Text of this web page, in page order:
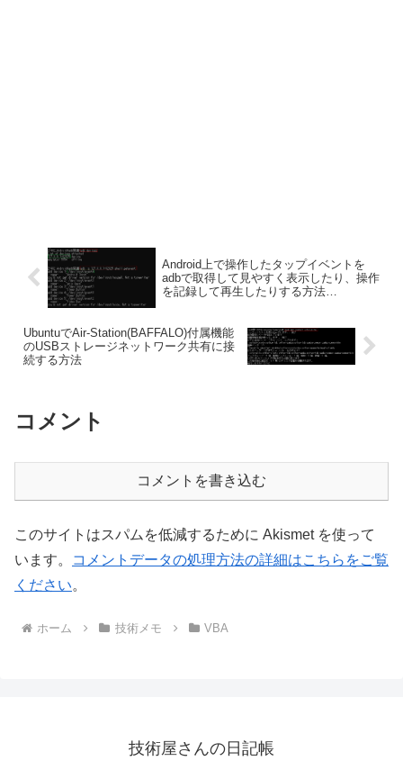
Android上で操作したタップイベントを
adbで取得して見やすく表示したり、操作
を記録して再生したりする方法
UbuntuでAir-Station(BAFFALO)付属機能
のUSBストレージネットワーク共有に接
続する方法
コメント
コメントを書き込む
このサイトはスパムを低減するために Akismet を使って
います。
コメントデータの処理方法の詳細はこちらをご覧
ください。
ホーム 技術メモ VBA
技術屋さんの日記帳